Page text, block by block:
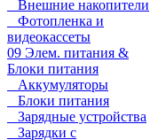
Внешние накопители
Фотопленка и
видеокассеты
09 Элем. питания &
Блоки питания
Аккумуляторы
Блоки питания
Зарядные устройства
Зарядки с